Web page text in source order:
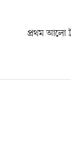
প্রথম আলো